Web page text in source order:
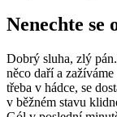
Nenechte se
Dobrý sluha, zlý
něco daří a
třeba v hádce, se
v běžném stavu